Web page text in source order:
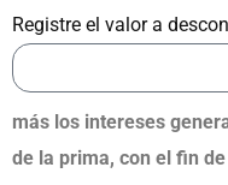
Registre el valor a
más los intereses
de la prima, con el fin